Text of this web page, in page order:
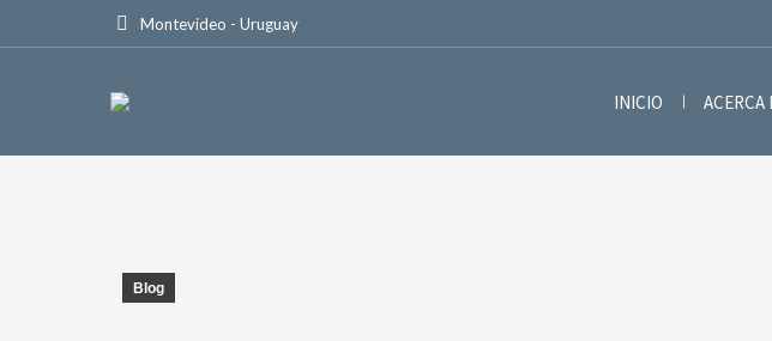
Montevideo - Uruguay
INICIO ACERCA
Blog